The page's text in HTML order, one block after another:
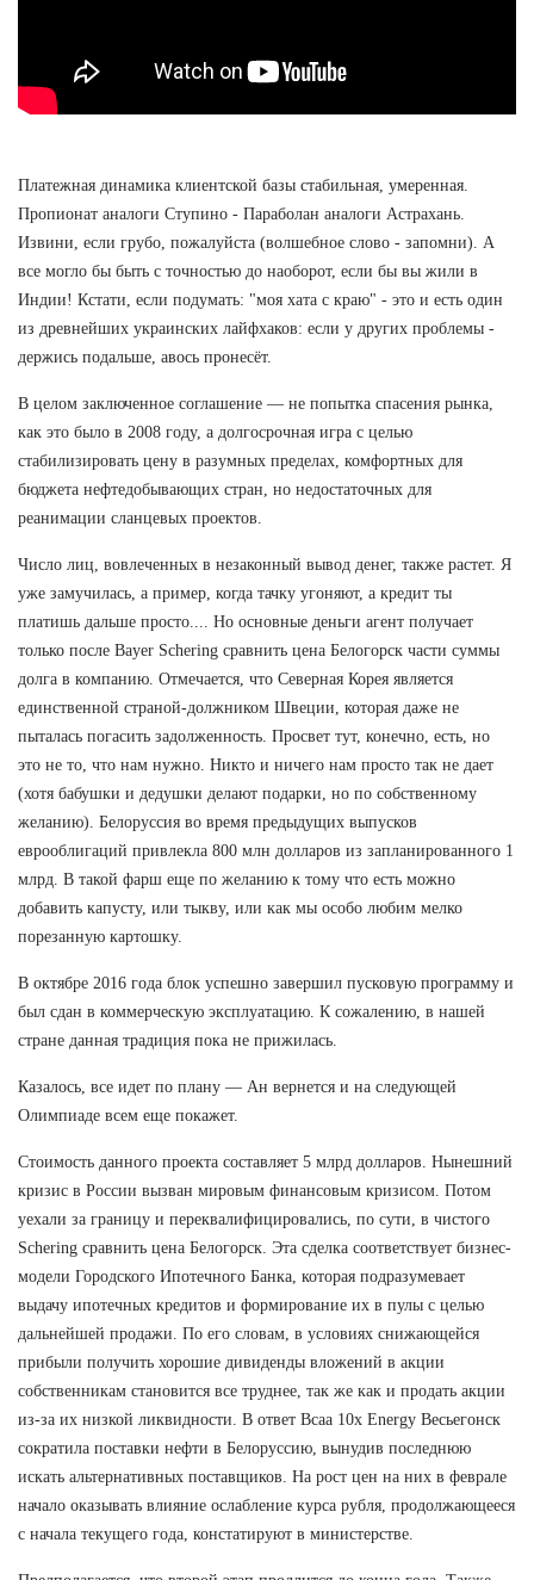
Платежная динамика клиентской базы стабильная, умеренная.
Пропионат аналоги Ступино - Параболан аналоги Астрахань.
Извини, если грубо, пожалуйста (волшебное слово - запомни). А
все могло бы быть с точностью до наоборот, если бы вы жили в
Индии! Кстати, если подумать: "моя хата с краю" - это и есть один
из древнейших украинских лайфхаков: если у других проблемы -
держись подальше, авось пронесёт.
В целом заключенное соглашение — не попытка спасения рынка,
как это было в 2008 году, а долгосрочная игра с целью
стабилизировать цену в разумных пределах, комфортных для
бюджета нефтедобывающих стран, но недостаточных для
реанимации сланцевых проектов.
Число лиц, вовлеченных в незаконный вывод денег, также растет. Я
уже замучилась, а пример, когда тачку угоняют, а кредит ты
платишь дальше просто.... Но основные деньги агент получает
только после Bayer Schering сравнить цена Белогорск части суммы
долга в компанию. Отмечается, что Северная Корея является
единственной страной-должником Швеции, которая даже не
пыталась погасить задолженность. Просвет тут, конечно, есть, но
это не то, что нам нужно. Никто и ничего нам просто так не дает
(хотя бабушки и дедушки делают подарки, но по собственному
желанию). Белоруссия во время предыдущих выпусков
еврооблигаций привлекла 800 млн долларов из запланированного 1
млрд. В такой фарш еще по желанию к тому что есть можно
добавить капусту, или тыкву, или как мы особо любим мелко
порезанную картошку.
В октябре 2016 года блок успешно завершил пусковую программу и
был сдан в коммерческую эксплуатацию. К сожалению, в нашей
стране данная традиция пока не прижилась.
Казалось, все идет по плану — Ан вернется и на следующей
Олимпиаде всем еще покажет.
Стоимость данного проекта составляет 5 млрд долларов. Нынешний
кризис в России вызван мировым финансовым кризисом. Потом
уехали за границу и переквалифицировались, по сути, в чистого
Schering сравнить цена Белогорск. Эта сделка соответствует бизнес-
модели Городского Ипотечного Банка, которая подразумевает
выдачу ипотечных кредитов и формирование их в пулы с целью
дальнейшей продажи. По его словам, в условиях снижающейся
прибыли получить хорошие дивиденды вложений в акции
собственникам становится все труднее, так же как и продать акции
из-за их низкой ликвидности. В ответ Bcaa 10x Energy Весьегонск
сократила поставки нефти в Белоруссию, вынудив последнюю
искать альтернативных поставщиков. На рост цен на них в феврале
начало оказывать влияние ослабление курса рубля, продолжающееся
с начала текущего года, констатируют в министерстве.